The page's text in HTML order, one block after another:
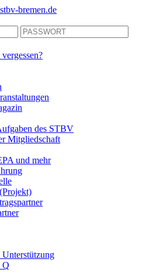
bremen.de
des STBV
Mitgliedschaft
und mehr
Q